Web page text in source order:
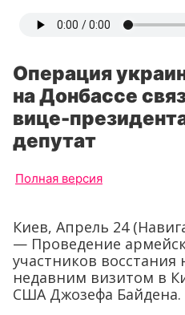
Операция
на Донбассе
вице-
депутат
Полная версия
Киев, Апрель 24
— Проведение
участников восстания
недавним визитом в
США Джозефа Байдена.